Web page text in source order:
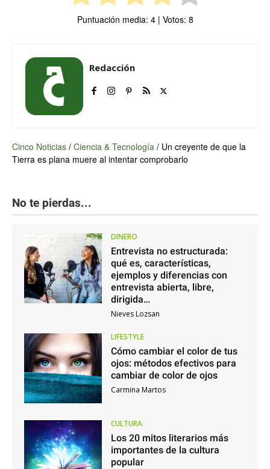
Puntuación media: 4| Votos: 8
Redacción
Cinco Noticias / Ciencia & Tecnología / Un creyente de que la
Tierra es plana muere al intentar comprobarlo
No te pierdas...
DINERO
Entrevista no estructurada:
qué es, características,
ejemplos y diferencias con
entrevista abierta, libre,
dirigida…
Nieves Lozsan
LIFESTYLE
Cómo cambiar el color de tus
ojos: métodos efectivos para
cambiar de color de ojos
Carmina Martos
CULTURA
Los 20 mitos literarios más
importantes de la cultura
popular